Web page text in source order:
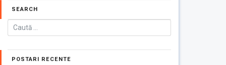
SEARCH
POSTARI RECENTE